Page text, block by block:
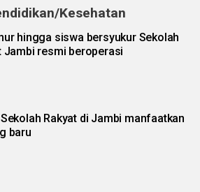
Kesehatan
hingga siswa bersyukur Sekolah
Jambi resmi beroperasi
Rakyat di Jambi manfaatkan
baru